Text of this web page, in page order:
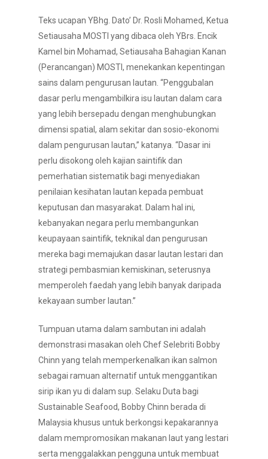
Teks ucapan YBhg. Dato’ Dr. Rosli Mohamed, Ketua
Setiausaha MOSTI yang dibaca oleh YBrs. Encik
Kamel bin Mohamad, Setiausaha Bahagian Kanan
(Perancangan) MOSTI, menekankan kepentingan
sains dalam pengurusan lautan. “Penggubalan
dasar perlu mengambilkira isu lautan dalam cara
yang lebih bersepadu dengan menghubungkan
dimensi spatial, alam sekitar dan sosio-ekonomi
dalam pengurusan lautan,” katanya. “Dasar ini
perlu disokong oleh kajian saintifik dan
pemerhatian sistematik bagi menyediakan
penilaian kesihatan lautan kepada pembuat
keputusan dan masyarakat. Dalam hal ini,
kebanyakan negara perlu membangunkan
keupayaan saintifik, teknikal dan pengurusan
mereka bagi memajukan dasar lautan lestari dan
strategi pembasmian kemiskinan, seterusnya
memperoleh faedah yang lebih banyak daripada
kekayaan sumber lautan.”
Tumpuan utama dalam sambutan ini adalah
demonstrasi masakan oleh Chef Selebriti Bobby
Chinn yang telah memperkenalkan ikan salmon
sebagai ramuan alternatif untuk menggantikan
sirip ikan yu di dalam sup. Selaku Duta bagi
Sustainable Seafood, Bobby Chinn berada di
Malaysia khusus untuk berkongsi kepakarannya
dalam mempromosikan makanan laut yang lestari
serta menggalakkan pengguna untuk membuat